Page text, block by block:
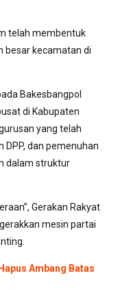
telah membentuk
besar kecamatan di
Bakesbangpol
di Kabupaten
yang telah
DPP, dan pemenuhan
dalam struktur
Gerakan Rakyat
mesin partai
Ambang Batas